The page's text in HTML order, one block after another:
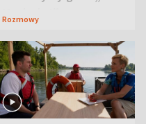
Maciusiu I”
Rozmowy